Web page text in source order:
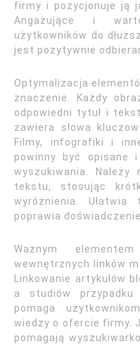
firmy i pozycjonuje ją
Angażujące i
użytkowników do
jest pozytywnie
Optymalizacja
znaczenie. Każdy
odpowiedni tytuł i
zawiera słowa
Filmy, infografiki i
powinny być opisane
wyszukiwania.
tekstu, stosując
wyróżnienia.
poprawia
Ważnym
wewnętrznych linków
Linkowanie artykułów
a studiów przypadku
pomaga
wiedzy o ofercie firmy.
pomagają